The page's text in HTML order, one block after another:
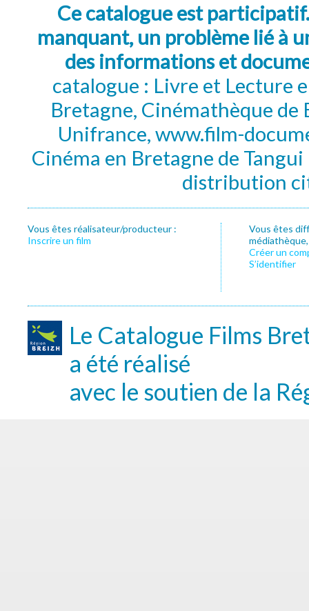
Ce catalogue est
manquant, un problème lié à
des informations et
catalogue : Livre et Lecture
Bretagne, Cinémathèque de
Unifrance, www.film-
Cinéma en Bretagne de
distribution
Vous êtes réalisateur/producteur :
Inscrire un film
Vous êtes
Créer un
S’identifier
Le Catalogue Films
a été réalisé
avec le soutien de la